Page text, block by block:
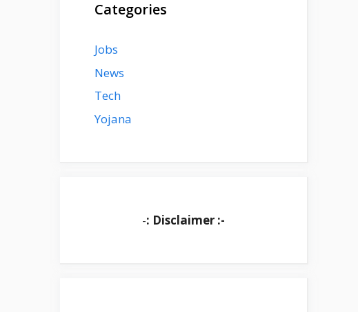
Categories
Jobs
News
Tech
Yojana
-: Disclaimer :-